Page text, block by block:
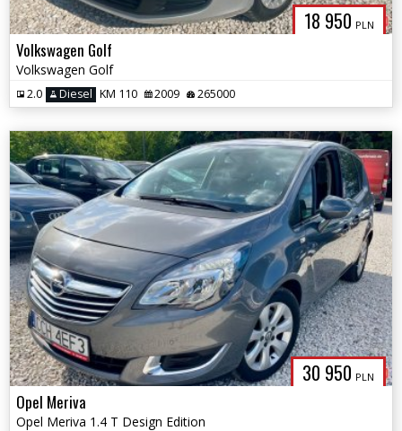
18 950 PLN
Volkswagen Golf
Volkswagen Golf
2.0 Diesel KM 110 2009 265000
30 950 PLN
Opel Meriva
Opel Meriva 1.4 T Design Edition